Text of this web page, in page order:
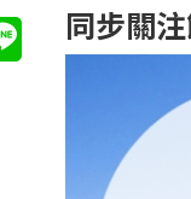
同步關